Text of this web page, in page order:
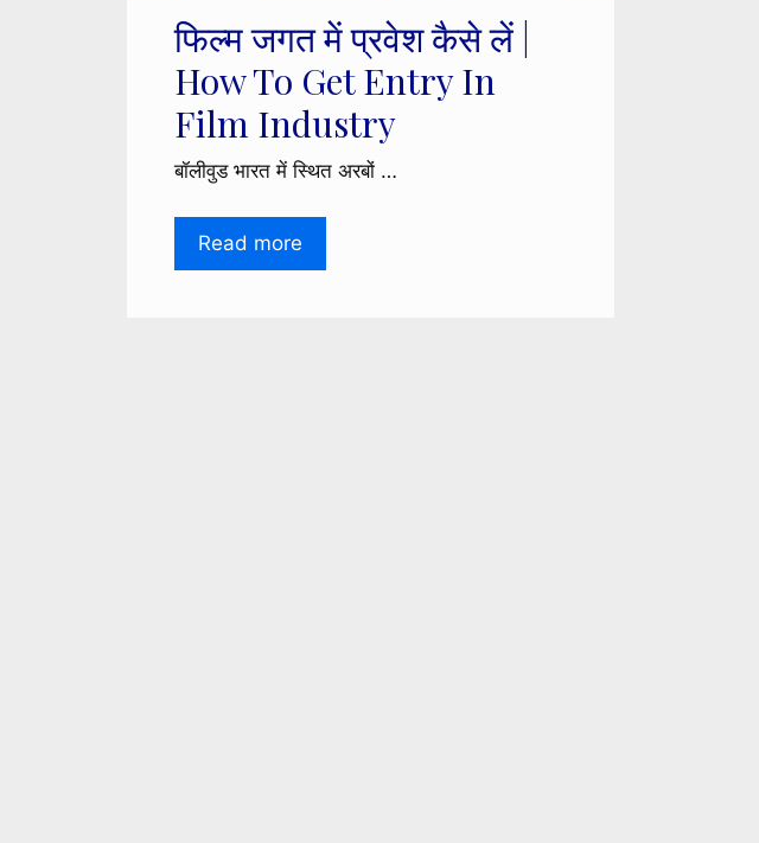
फिल्म जगत में प्रवेश कैसे लें |
How To Get Entry In
Film Industry
बॉलीवुड भारत में स्थित अरबों …
Read more